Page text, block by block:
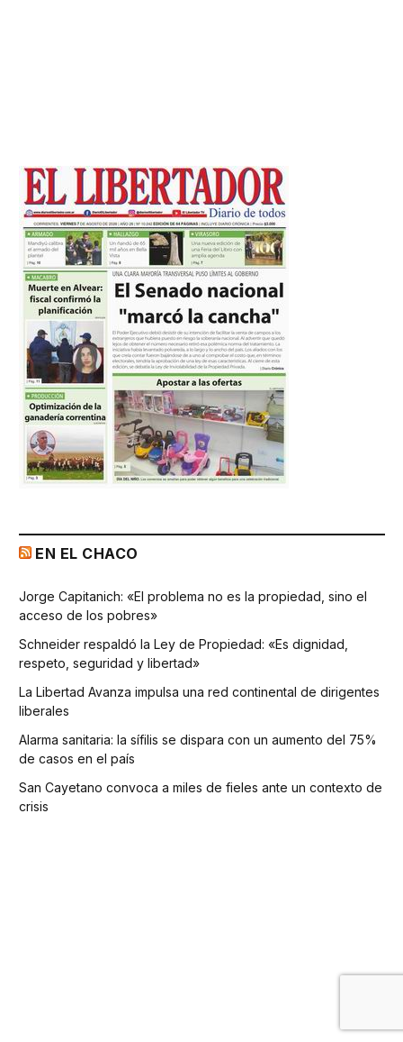
EN EL CHACO
Jorge Capitanich: «El problema no es la propiedad, sino el
acceso de los pobres»
Schneider respaldó la Ley de Propiedad: «Es dignidad,
respeto, seguridad y libertad»
La Libertad Avanza impulsa una red continental de dirigentes
liberales
Alarma sanitaria: la sífilis se dispara con un aumento del 75%
de casos en el país
San Cayetano convoca a miles de fieles ante un contexto de
crisis